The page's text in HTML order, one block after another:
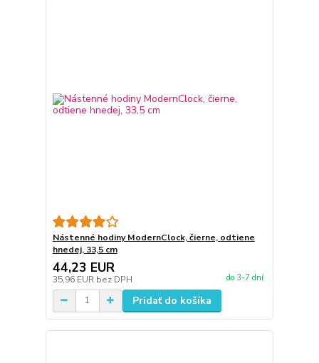
Nástenné hodiny ModernClock, čierne, odtiene
hnedej, 33,5 cm
44,23 EUR
35,96 EUR bez DPH do 3-7 dní
Pridať do košíka